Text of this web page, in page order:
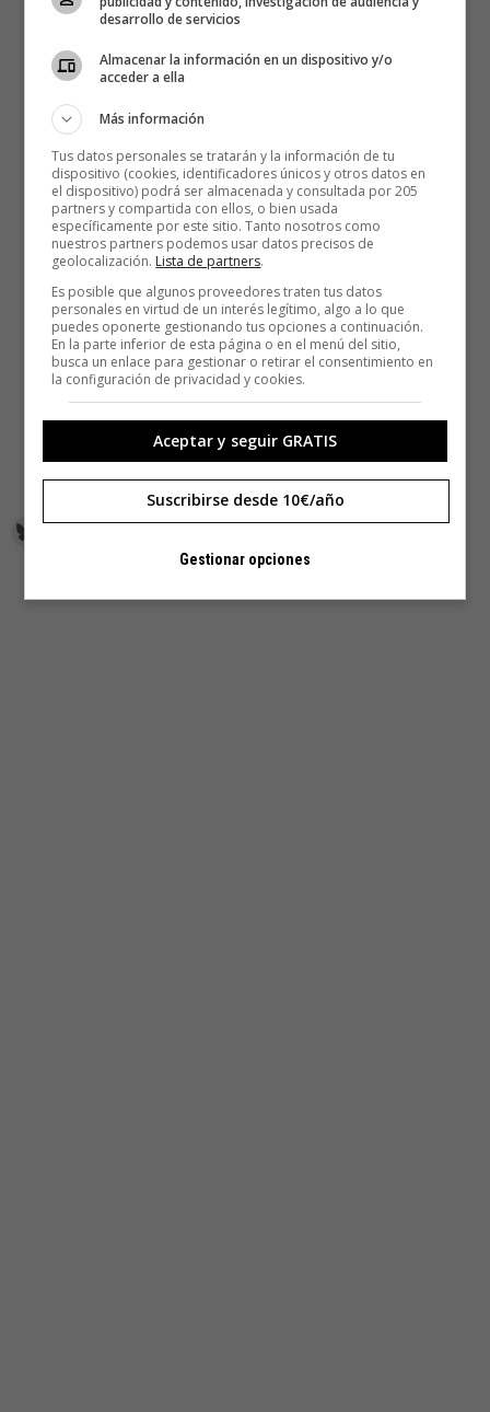
desarrollo de servicios
Almacenar la información en un dispositivo y/o
acceder a ella
Más información
Tus datos personales se tratarán y la información de tu
dispositivo (cookies, identificadores únicos y otros datos en
el dispositivo) podrá ser almacenada y consultada por 205
partners y compartida con ellos, o bien usada
específicamente por este sitio. Tanto nosotros como
nuestros partners podemos usar datos precisos de
geolocalización. Lista de partners.
Es posible que algunos proveedores traten tus datos
personales en virtud de un interés legítimo, algo a lo que
puedes oponerte gestionando tus opciones a continuación.
En la parte inferior de esta página o en el menú del sitio,
busca un enlace para gestionar o retirar el consentimiento en
la configuración de privacidad y cookies.
Aceptar y seguir GRATIS
Suscribirse desde 10€/año
Gestionar opciones